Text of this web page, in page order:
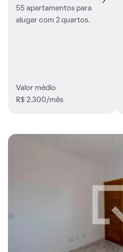
55 apartamentos para
alugar com 2 quartos.
Valor médio
R$ 2.300/mês